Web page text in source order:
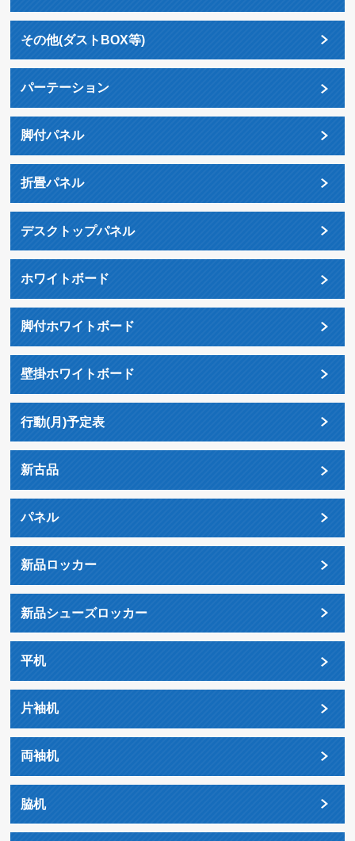
その他(ダストBOX等)
パーテーション
脚付パネル
折畳パネル
デスクトップパネル
ホワイトボード
脚付ホワイトボード
壁掛ホワイトボード
行動(月)予定表
新古品
パネル
新品ロッカー
新品シューズロッカー
平机
片袖机
両袖机
脇机